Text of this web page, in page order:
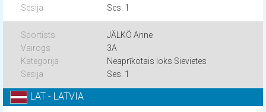
Ses. 1
JÄLKÖ Anne
3A
Neaprīkotais loks Sievietes
Ses. 1
LAT - LATVIA